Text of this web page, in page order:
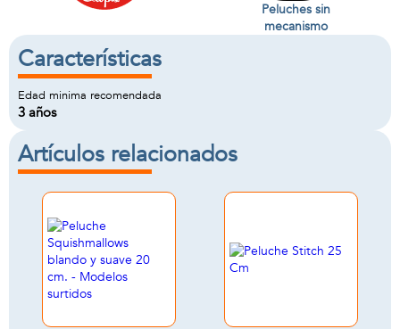
Peluches sin
mecanismo
Características
Edad minima recomendada
3 años
Artículos relacionados